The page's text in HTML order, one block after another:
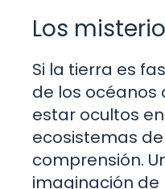
Los
Si la tierra es
de los océanos
estar ocultos
ecosistemas
comprensión.
imaginación de